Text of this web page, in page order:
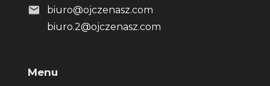
biuro@ojczenasz.com
biuro.2@ojczenasz.com
Menu